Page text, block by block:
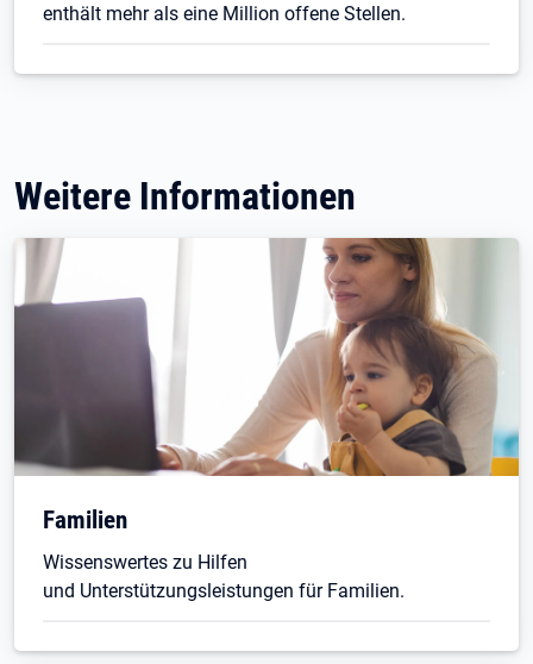
enthält mehr als eine Million offene Stellen.
Weitere Informationen
Familien
Wissenswertes zu Hilfen
und Unterstützungsleistungen für Familien.